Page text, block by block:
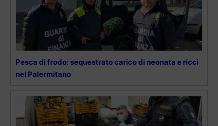
Pesca di frodo: sequestrato carico di neonata e ricci
nel Palermitano